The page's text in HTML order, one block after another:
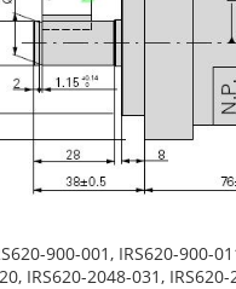
900-001, IRS620-900-
IRS620-2048-031,